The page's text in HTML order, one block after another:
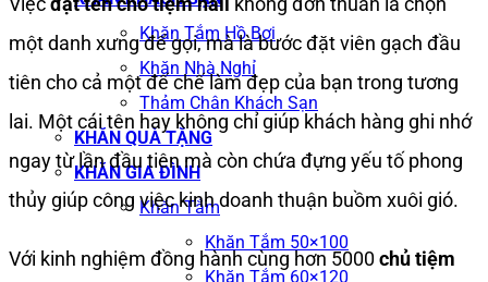
Khăn Tắm Hồ Bơi
Khăn Nhà Nghỉ
Thảm Chân Khách Sạn
KHĂN QUÀ TẶNG
KHĂN GIA ĐÌNH
Khăn Tắm
Khăn Tắm 50×100
Khăn Tắm 60×120
một danh xưng để gọi, mà là bước đặt viên gạch đầu
tiên cho cả một đế chế làm đẹp của bạn trong tương
lai. Một cái tên hay không chỉ giúp khách hàng ghi nhớ
ngay từ lần đầu tiên mà còn chứa đựng yếu tố phong
thủy giúp công việc kinh doanh thuận buồm xuôi gió.
Với kinh nghiệm đồng hành cùng hơn 5000chủ tiệm